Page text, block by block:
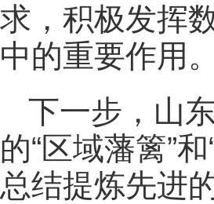
求，积极发挥
中的重要作用。
下一步，山
的“区域藩篱”
总结提炼先进